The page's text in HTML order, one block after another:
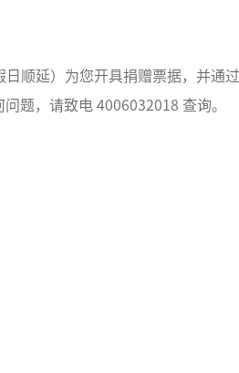
顺延）为您开具捐赠票据，并通
题，请致电 4006032018 查询。